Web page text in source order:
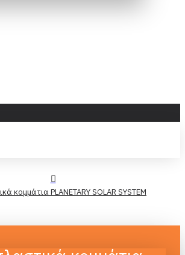
κομμάτια PLANETARY SOLAR SYSTEM